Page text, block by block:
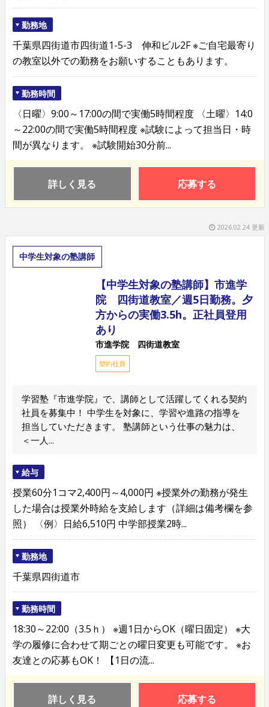
勤務地
千葉県四街道市四街道1-5-3 伸和ビル2F ※ご自宅最寄り
の教室以外での勤務をお願いすることもあります。
勤務時間
〈日曜〉9:00～17:00の間で実働5時間程度 〈土曜〉14:0
～22:00の間で実働5時間程度 ※試験によって担当日・時
間が異なります。 ※試験開始30分前...
詳しく見る 応募する
2026.02.24 更新
中学生対象の塾講師
【中学生対象の塾講師】市進学
院 四街道教室／週5日勤務。夕
方からの実働3.5h。正社員登用
あり
市進学院 四街道教室
契約社員
学習塾『市進学院』で、講師として活躍してくれる契約
社員を募集中！ 中学生を対象に、学習や進路の指導を
担当していただきます。 塾講師という仕事の魅力は、
＜一人...
給与
授業60分1コマ2,400円～4,000円 ※授業外の勤務が発生
した場合は授業外時給を支給します（詳細は備考欄を参
照） 〈例〉日給6,510円 中学部授業2時...
勤務地
千葉県四街道市
勤務時間
18:30～22:00（3.5ｈ） ※週1日からOK（曜日固定） ※大
学の履修に合わせて期ごとの曜日変更も可能です。 ※お
友達との応募もOK！ 【1日の流...
詳しく見る 応募する